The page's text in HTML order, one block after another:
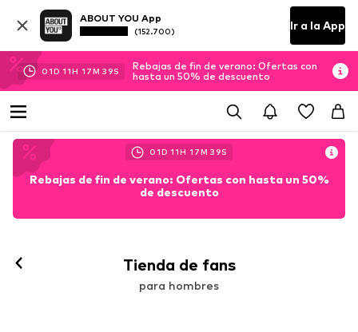
ABOUT YOU App
(152.700) Ir a la App
01D 11H 17M 38S
Rebajas de fin de verano: Ofertas con
hasta un 50% de descuento
01D 11H 17M 38S
Rebajas de fin de verano: Ofertas con hasta un 50%
de descuento
Tienda de fans
para hombres